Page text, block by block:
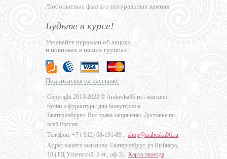
Любопытные факты о натуральных камнях
Будьте в курсе!
Узнавайте первыми об акциях
и новинках в наших группах:
Подписаться на рассылку
Copyright 2013-2022 © Arabeska96.ru - магазин
бусин и фурнитуры для бижутерии в
Екатеринбурге. Все права защищены. Доставка по
всей России.
Телефон: +7 ( 912) 68-191-89 , shop@arabeska96.ru
Адрес нашего магазина: Екатеринбург, ул.Выйнера,
10 (ТЦ Успенский, 5 эт., оф.3). Карта проезда